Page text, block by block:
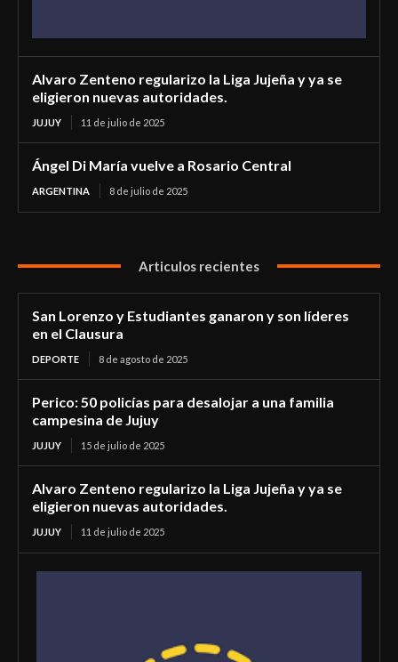
Alvaro Zenteno regularizo la Liga Jujeña y ya se
eligieron nuevas autoridades.
JUJUY 11 de julio de 2025
Ángel Di María vuelve a Rosario Central
ARGENTINA 8 de julio de 2025
Articulos recientes
San Lorenzo y Estudiantes ganaron y son líderes
en el Clausura
DEPORTE 8 de agosto de 2025
Perico: 50 policías para desalojar a una familia
campesina de Jujuy
JUJUY 15 de julio de 2025
Alvaro Zenteno regularizo la Liga Jujeña y ya se
eligieron nuevas autoridades.
JUJUY 11 de julio de 2025